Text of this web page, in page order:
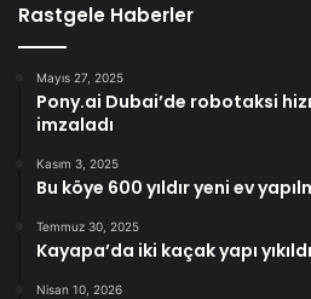
Rastgele Haberler
Mayıs 27, 2025
Pony.ai Dubai’de robotaksi
imzaladı
Kasım 3, 2025
Bu köye 600 yıldır yeni ev
Temmuz 30, 2025
Kayapa’da iki kaçak yapı yıkıldı
Nisan 10, 2026